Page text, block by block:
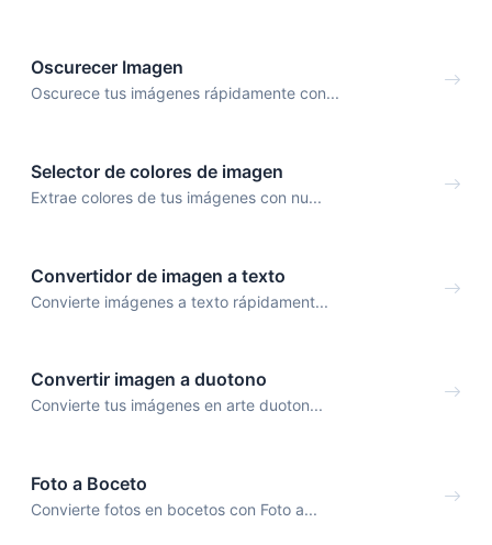
Oscurecer Imagen
Oscurece tus imágenes rápidamente con...
Selector de colores de imagen
Extrae colores de tus imágenes con nu...
Convertidor de imagen a texto
Convierte imágenes a texto rápidament...
Convertir imagen a duotono
Convierte tus imágenes en arte duoton...
Foto a Boceto
Convierte fotos en bocetos con Foto a...